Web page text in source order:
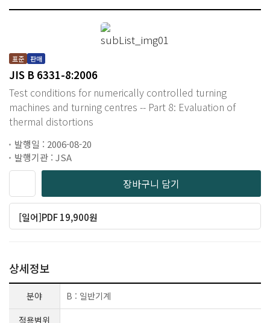
표준 판매
JIS B 6331-8:2006
Test conditions for numerically controlled turning
machines and turning centres -- Part 8: Evaluation of
thermal distortions
발행일 : 2006-08-20
발행기관 : JSA
장바구니 담기
[일어]PDF 19,900원
상세정보
분야
B : 일반기계
적용범위